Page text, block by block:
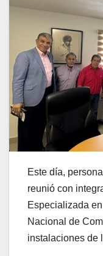
Este día,
reunió con
Especializada
Nacional de
instalaciones de